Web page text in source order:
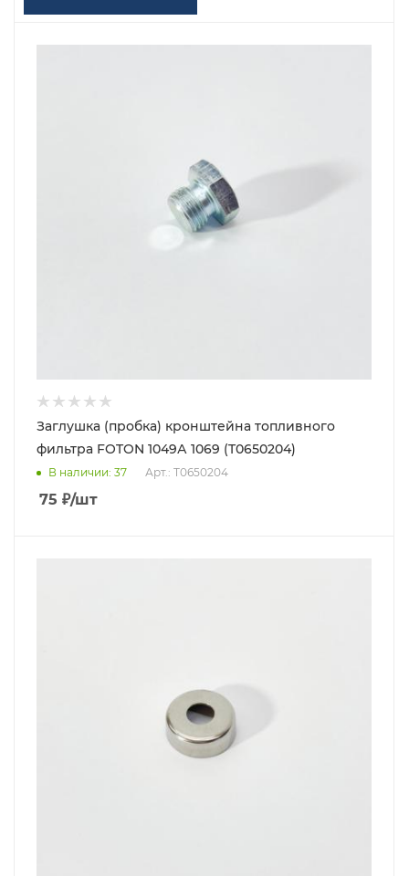
Заглушка (пробка) кронштейна топливного
фильтра FOTON 1049А 1069 (T0650204)
В наличии: 37 Арт.: T0650204
75 ₽/шт